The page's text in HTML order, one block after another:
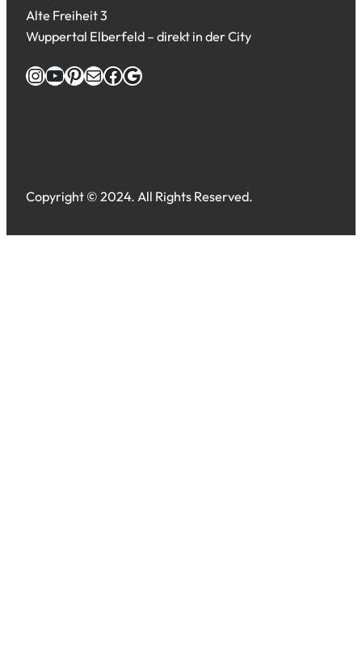
Alte Freiheit 3
Wuppertal Elberfeld – direkt in der City
InstagramYouTube Pinterest E-Mail Facebook Google
Copyright © 2024. All Rights Reserved.